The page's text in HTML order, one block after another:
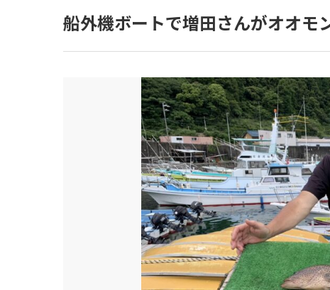
船外機ボートで増田さんがオオモ